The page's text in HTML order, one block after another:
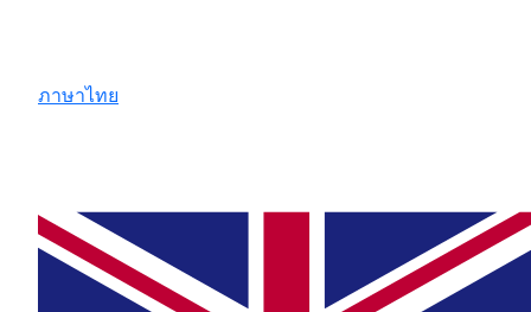
ภาษาไทย